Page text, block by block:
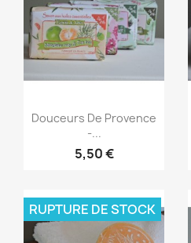
Aperçu rapide
Douceurs De Provence
-...
5,50 €
RUPTURE DE STOCK